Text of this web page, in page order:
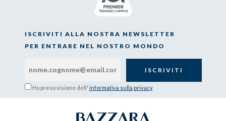
ISCRIVITI ALLA NOSTRA NEWSLETTER
PER ENTRARE NEL NOSTRO MONDO
Ho preso visione dell' informativa sulla privacy